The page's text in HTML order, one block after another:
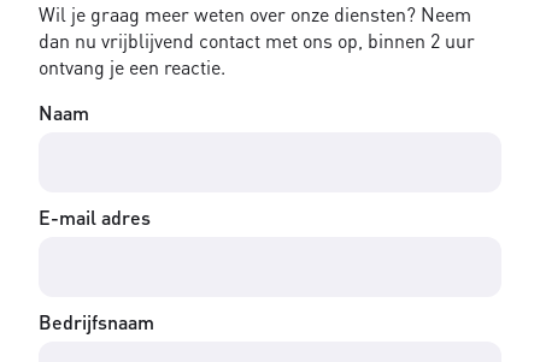
Wil je graag meer weten over onze diensten? Neem
dan nu vrijblijvend contact met ons op, binnen 2 uur
ontvang je een reactie.
Naam
E-mail adres
Bedrijfsnaam